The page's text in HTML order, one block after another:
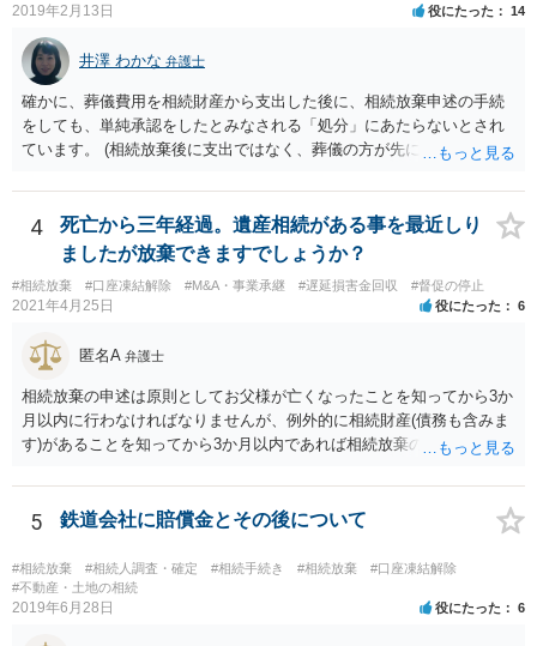
2019年2月13日 役にたった 14
井澤 わかな 弁護士
確かに、葬儀費用を相続財産から支出した後に、相続放棄申述の手続
をしても、単純承認をしたとみなされる「処分」にあたらないとされ
ています。 (相続放棄後に支出ではなく、葬儀の方が先に来るのが通常
述の手続ということだと思いますが) ただ、葬儀費用ならいくらでもよ
いということではなく、身分相応の、社会的儀式として当然認められ
る程度の金額に留まると考えた方がよいです。 もし、相続人の皆さん
に葬儀費用を支出する経済力がなく、質素な葬儀を行った費用であれ
ば相続財産から支出しても単純承認と認められない可能性が高いの
で、相続放棄申述が受理される可能性も高いと思います。
4
死亡から三年経過。遺産相続がある事を最近しり
ましたが放棄できますでしょうか？
#相続放棄 #口座凍結解除 #M&A・事業承継 #遅延損害金回収 #督促の停止
2021年4月25日 役にたった 6
匿名A 弁護士
相続放棄の申述は原則としてお父様が亡くなったことを知ってから3か
月以内に行わなければなりませんが、例外的に相続財産(債務も含みま
す)があることを知ってから3か月以内であれば相続放棄の申述が認め
したら、早急に家裁に行って相続放棄の申述をしたい旨告げて必要な
書類を提出されることをおすすめいたします。 なお、お父様の債務が
他にもあるかもしれないというリスクを考えますと、相続放棄の申述
にあたっては、法テラスの無料相談等を利用して弁護士に相談するこ
とも十分考えられるかと存じます。また、ご記載いただいた事実関係
を拝見するかぎり、再婚相手のかたは既に相続放棄をされている可能
5 鉄道会社に賠償金とその後について
#相続放棄 #相続人調査・確定 #相続手続き #相続放棄
#口座凍結解除
#不動産・土地の相続
2019年6月28日 役にたった 6